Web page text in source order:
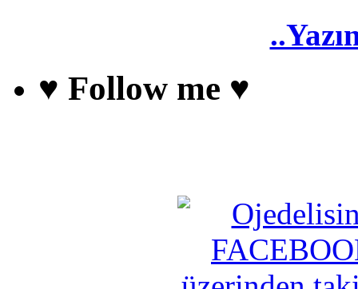
♥ Follow me ♥